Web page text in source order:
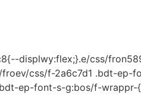
displwy:flex;}.e/css/
css/f-2a6c7d1 .bdt-
ep-font-s-g:bos/f-